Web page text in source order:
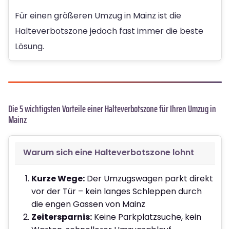
Für einen größeren Umzug in Mainz ist die
Halteverbotszone jedoch fast immer die beste
Lösung.
Die 5 wichtigsten Vorteile einer Halteverbotszone für Ihren Umzug in
Mainz
Warum sich eine Halteverbotszone lohnt
Kurze Wege: Der Umzugswagen parkt direkt
vor der Tür – kein langes Schleppen durch
die engen Gassen von Mainz
Zeitersparnis: Keine Parkplatzsuche, kein